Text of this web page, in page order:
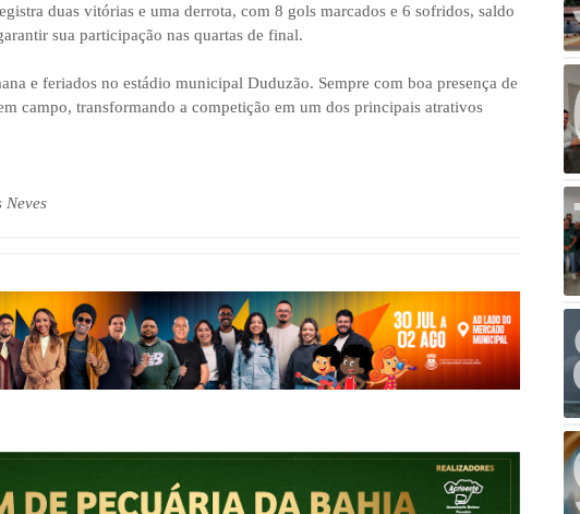
duas vitórias e uma derrota, com 8 gols marcados e 6 sofridos, saldo
sua participação nas quartas de final.
e feriados no estádio municipal Duduzão. Sempre com boa presença de
campo, transformando a competição em um dos principais atrativos
Neves